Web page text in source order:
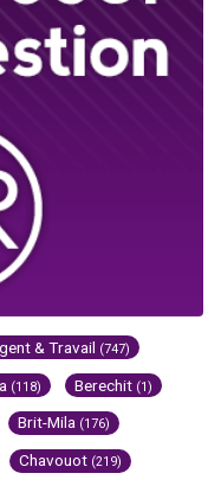
& Travail (747)
(118) Berechit (1)
Brit-Mila (176)
Chavouot (219)